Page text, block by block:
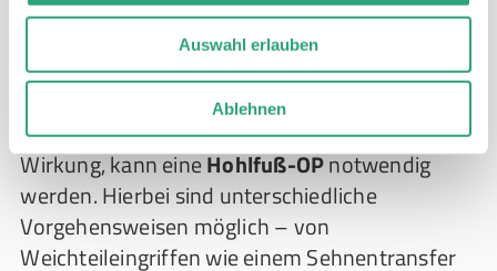
Auswahl erlauben
Ablehnen
nichtsteroidale Antirheumatika (NSAR) oder
andere Schmerzmittel eingesetzt werden, um
die Beschwerden zu lindern.
Zeigen konservative Maßnahmen keine
Wirkung, kann eineHohlfuß-OPnotwendig
werden. Hierbei sind unterschiedliche
Vorgehensweisen möglich – von
Weichteileingriffen wie einem Sehnentransfer